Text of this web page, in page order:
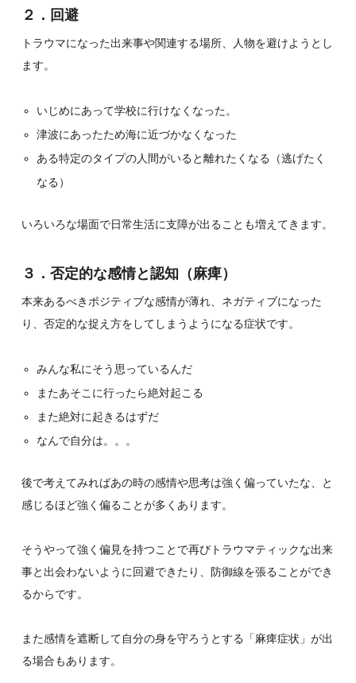
２．回避
トラウマになった出来事や関連する場所、人物を避けようとし
ます。
いじめにあって学校に行けなくなった。
津波にあったため海に近づかなくなった
ある特定のタイプの人間がいると離れたくなる（逃げたく
なる）
いろいろな場面で日常生活に支障が出ることも増えてきます。
３．否定的な感情と認知（麻痺）
本来あるべきポジティブな感情が薄れ、ネガティブになった
り、否定的な捉え方をしてしまうようになる症状です。
みんな私にそう思っているんだ
またあそこに行ったら絶対起こる
また絶対に起きるはずだ
なんで自分は。。。
後で考えてみればあの時の感情や思考は強く偏っていたな、と
感じるほど強く偏ることが多くあります。
そうやって強く偏見を持つことで再びトラウマティックな出来
事と出会わないように回避できたり、防御線を張ることができ
るからです。
また感情を遮断して自分の身を守ろうとする「麻痺症状」が出
る場合もあります。